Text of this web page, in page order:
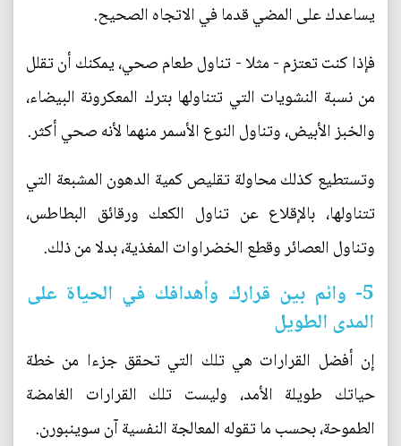
يساعدك على المضي قدما في الاتجاه الصحيح.
فإذا كنت تعتزم - مثلا - تناول طعام صحي، يمكنك أن تقلل
من نسبة النشويات التي تتناولها بترك المعكرونة البيضاء،
والخبز الأبيض، وتناول النوع الأسمر منهما لأنه صحي أكثر.
وتستطيع كذلك محاولة تقليص كمية الدهون المشبعة التي
تتناولها، بالإقلاع عن تناول الكعك ورقائق البطاطس،
وتناول العصائر وقطع الخضراوات المغذية، بدلا من ذلك.
5- وائم بين قرارك وأهدافك في الحياة على
المدى الطويل
إن أفضل القرارات هي تلك التي تحقق جزءا من خطة
حياتك طويلة الأمد، وليست تلك القرارات الغامضة
الطموحة، بحسب ما تقوله المعالجة النفسية آن سوينبورن.